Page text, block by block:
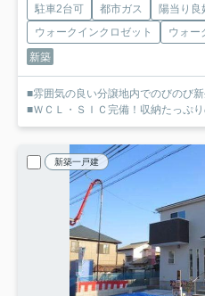
駐車2台可 都市ガス 陽当り良
ウォークインクロゼット
ウォー
新築
■雰囲気の良い分譲地内でのびのび新
■ＷＣＬ・ＳＩＣ完備！収納たっぷり
新築一戸建